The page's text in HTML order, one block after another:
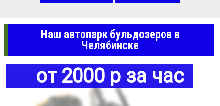
Наш автопарк бульдозеров в
Челябинске
от 2000 р за час